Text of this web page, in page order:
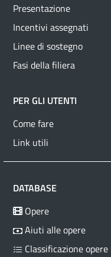
Presentazione
Incentivi assegnati
Linee di sostegno
Fasi della filiera
PER GLI UTENTI
Come fare
Link utili
DATABASE
Opere
Aiuti alle opere
Classificazione opere